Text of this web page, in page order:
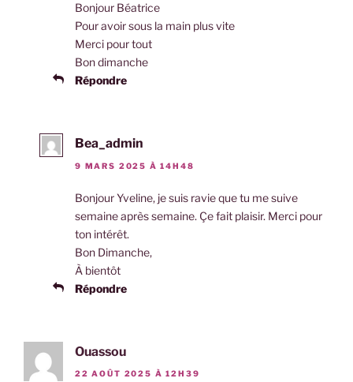
Bonjour Béatrice
Pour avoir sous la main plus vite
Merci pour tout
Bon dimanche
Répondre
Bea_admin
9 MARS 2025 À 14H48
Bonjour Yveline, je suis ravie que tu me suive
semaine après semaine. Çe fait plaisir. Merci pour
ton intérêt.
Bon Dimanche,
À bientôt
Répondre
Ouassou
22 AOÛT 2025 À 12H39